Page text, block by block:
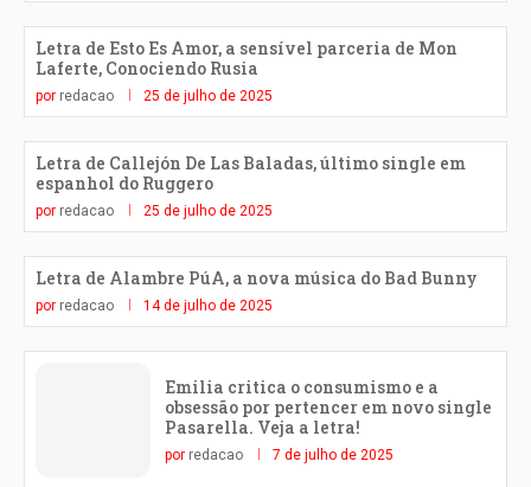
Letra de Esto Es Amor, a sensível parceria de Mon
Laferte, Conociendo Rusia
por redacao 25 de julho de 2025
Letra de Callejón De Las Baladas, último single em
espanhol do Ruggero
por redacao 25 de julho de 2025
Letra de Alambre PúA, a nova música do Bad Bunny
por redacao 14 de julho de 2025
Emilia critica o consumismo e a
obsessão por pertencer em novo single
Pasarella. Veja a letra!
por redacao 7 de julho de 2025